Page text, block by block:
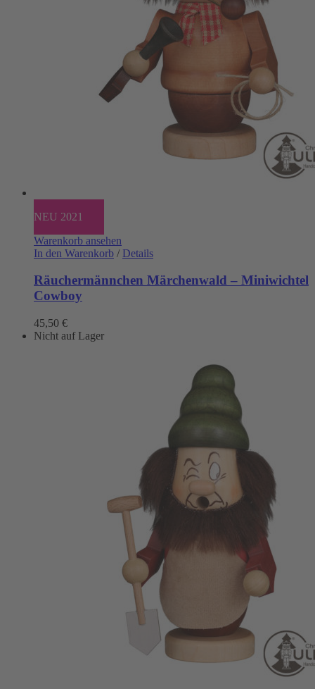
NEU 2021
Warenkorb ansehen
In den Warenkorb / Details
Räuchermännchen Märchenwald – Miniwichtel
Cowboy
45,50 €
Nicht auf Lager